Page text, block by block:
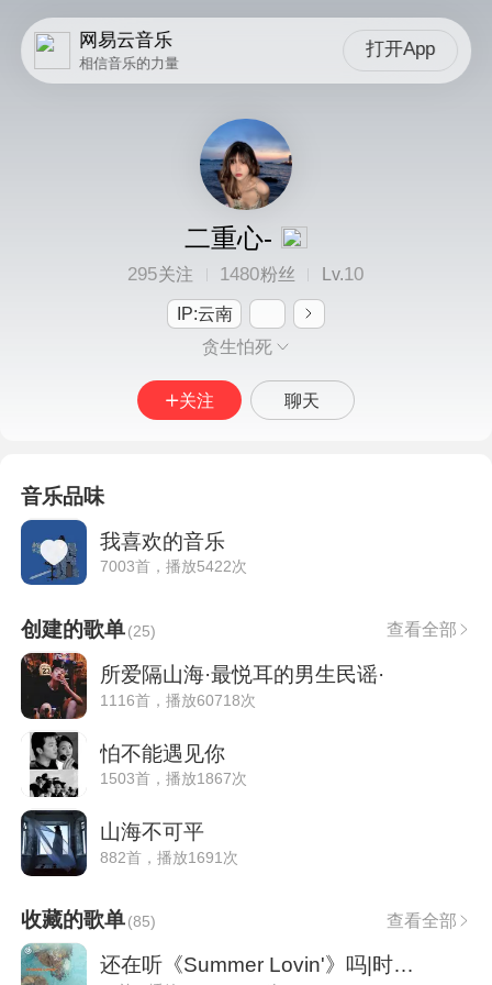
网易云音乐
相信音乐的力量
打开App
二重心-
295关注 1480粉丝 Lv.10
IP:云南
贪生怕死
关注 聊天
音乐品味
我喜欢的音乐
7003首，播放5422次
创建的歌单(25) 查看全部
所爱隔山海·最悦耳的男生民谣·
1116首，播放60718次
怕不能遇见你
1503首，播放1867次
山海不可平
882首，播放1691次
收藏的歌单(85) 查看全部
还在听《Summer Lovin'》吗|时光雷达